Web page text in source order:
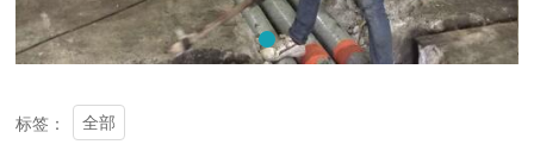
标签： 全部